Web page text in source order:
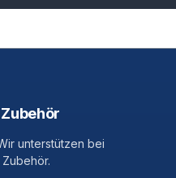
unterstützen bei